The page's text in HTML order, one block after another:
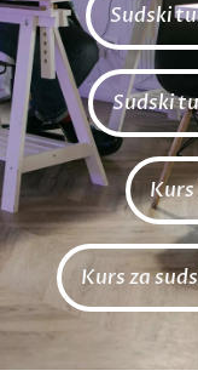
Sudski
Sudski
Kurs
Kurs za